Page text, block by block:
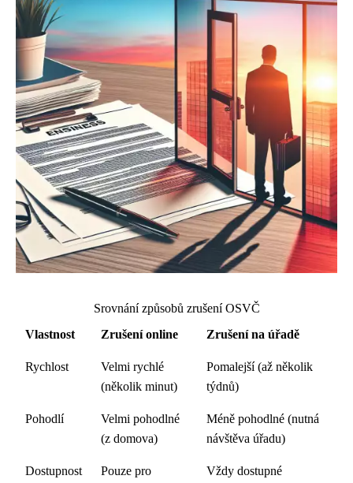
Srovnání způsobů zrušení OSVČ
Vlastnost
Zrušení online Zrušení na úřadě
Rychlost
Velmi rychlé
(několik minut)
Pomalejší (až několik
týdnů)
Pohodlí
Velmi pohodlné
(z domova)
Méně pohodlné (nutná
návštěva úřadu)
Dostupnost
Pouze pro
Vždy dostupné